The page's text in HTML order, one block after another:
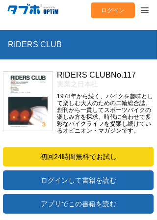
ログイン
RIDERS CLUB
RIDERS CLUBNo.117
実業之日本社
1978年から続く、バイクを趣味とし
て楽しむ大人のための二輪総合誌。
創刊から一貫してスポーツバイクの
楽しみ方を探求、時代に合わせて多
彩なバイクライフを提案し続けてい
るオピニオン・マガジンです。
初回24時間無料でお試し
ログインして書籍を読む
アプリでこの書籍を読む